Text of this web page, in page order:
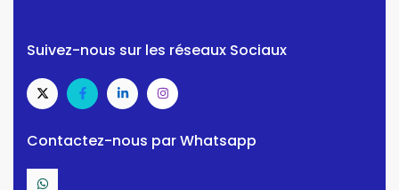
Suivez-nous sur les réseaux Sociaux
Contactez-nous par Whatsapp